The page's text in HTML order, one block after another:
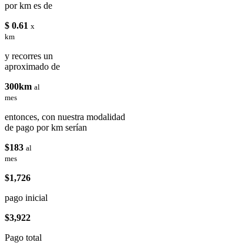
por km es de
$ 0.61 x
km
y recorres un
aproximado de
300km al
mes
entonces, con nuestra modalidad
de pago por km serían
$183 al
mes
$1,726
pago inicial
$3,922
Pago total